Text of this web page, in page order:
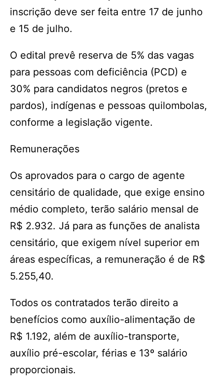
inscrição deve ser feita entre 17 de junho
e 15 de julho.
O edital prevê reserva de 5% das vagas
para pessoas com deficiência (PCD) e
30% para candidatos negros (pretos e
pardos), indígenas e pessoas quilombolas,
conforme a legislação vigente.
Remunerações
Os aprovados para o cargo de agente
censitário de qualidade, que exige ensino
médio completo, terão salário mensal de
R$ 2.932. Já para as funções de analista
censitário, que exigem nível superior em
áreas específicas, a remuneração é de R$
5.255,40.
Todos os contratados terão direito a
benefícios como auxílio-alimentação de
R$ 1.192, além de auxílio-transporte,
auxílio pré-escolar, férias e 13º salário
proporcionais.